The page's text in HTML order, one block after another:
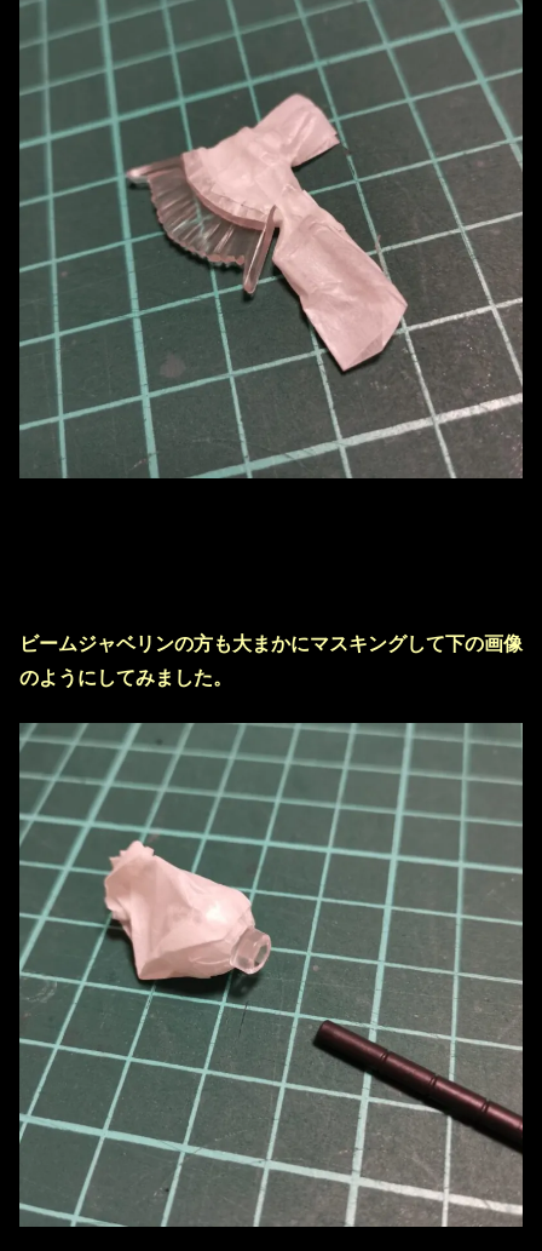
ビームジャベリンの方も大まかにマスキングして下の画像
のようにしてみました。